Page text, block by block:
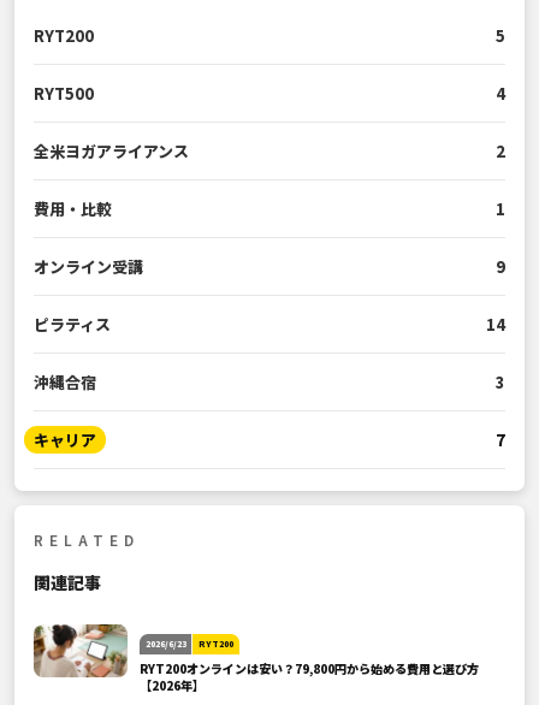
RYT200 5
RYT500 4
全米ヨガアライアンス 2
費用・比較 1
オンライン受講 9
ピラティス 14
沖縄合宿 3
キャリア 7
RELATED
関連記事
2026/6/23 RYT200
RYT200オンラインは安い？79,800円から始める費用と選び方
【2026年】